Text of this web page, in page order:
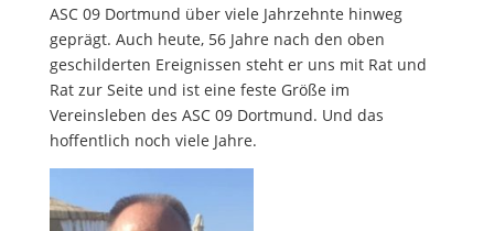
ASC 09 Dortmund über viele Jahrzehnte hinweg
geprägt. Auch heute, 56 Jahre nach den oben
geschilderten Ereignissen steht er uns mit Rat und
Rat zur Seite und ist eine feste Größe im
Vereinsleben des ASC 09 Dortmund. Und das
hoffentlich noch viele Jahre.